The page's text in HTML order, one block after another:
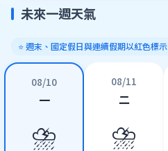
未來一週天氣
⭐ 週末、國定假日與連續假期以紅色標示
08/10
一
⛈️
08/11
二
⛈️